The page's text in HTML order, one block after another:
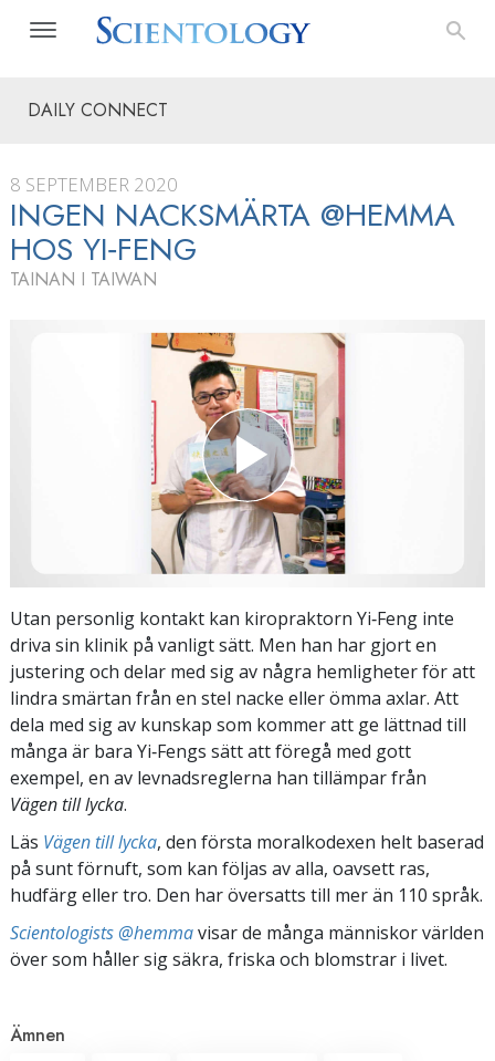
DAILY CONNECT
8 SEPTEMBER 2020
INGEN NACKSMÄRTA @HEMMA
HOS YI‑FENG
TAINAN I TAIWAN
Utan personlig kontakt kan kiropraktorn Yi‑Feng inte
driva sin klinik på vanligt sätt. Men han har gjort en
justering och delar med sig av några hemligheter för att
lindra smärtan från en stel nacke eller ömma axlar. Att
dela med sig av kunskap som kommer att ge lättnad till
många är bara Yi‑Fengs sätt att föregå med gott
exempel, en av levnadsreglerna han tillämpar från
Vägen till lycka.
Läs Vägen till lycka, den första moralkodexen helt baserad
på sunt förnuft, som kan följas av alla, oavsett ras,
hudfärg eller tro. Den har översatts till mer än 110 språk.
Scientologists @hemmavisar de många människor världen
över som håller sig säkra, friska och blomstrar i livet.
Ämnen